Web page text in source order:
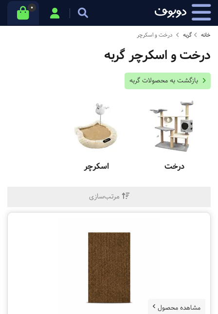
0
خانه گربه درخت و اسکرچر
درخت و اسکرچر گربه
بازگشت به محصولات گربه
درخت اسکرچر
مرتب‌سازی
مشاهده محصول